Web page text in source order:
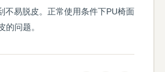
不易脱皮。正常使用条件下PU椅面
问题。